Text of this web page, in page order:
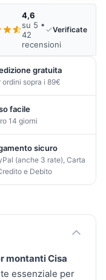
4,6
su 5 •
42
recensioni
Verificate
gratuita
ordini sopra i 89€
facile
14 giorni
sicuro
(anche 3 rate), Carta
e Debito
montanti Cisa
essenziale per